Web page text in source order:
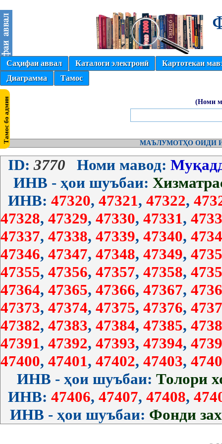
Саҳифаи аввал Каталоги электронӣ
Картотекаи
Диаграмма
Тамос
(Номи
МАЪЛУМОТҲО ОИДИ
ID: 3770 Номи мавод:
ИНВ - ҳои шуъбаи:
ИНВ: 47320, 47321, 47322,
47328, 47329, 47330, 47331,
47337, 47338, 47339, 47340,
47346, 47347, 47348, 47349,
47355, 47356, 47357, 47358,
47364, 47365, 47366, 47367,
47373, 47374, 47375, 47376,
47382, 47383, 47384, 47385,
47391, 47392, 47393, 47394,
47400, 47401, 47402, 47403,
ИНВ - ҳои шуъбаи: Толори
ИНВ: 47406, 47407, 47408,
ИНВ - ҳои шуъбаи: Фонди